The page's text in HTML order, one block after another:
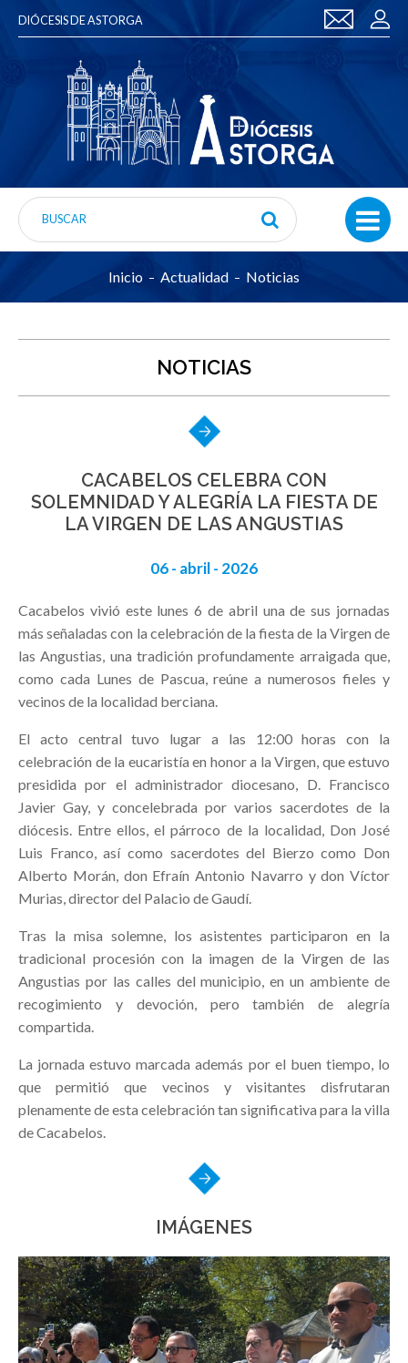
DIÓCESIS DE ASTORGA
Inicio Actualidad Noticias
NOTICIAS
CACABELOS CELEBRA CON
SOLEMNIDAD Y ALEGRÍA LA FIESTA DE
LA VIRGEN DE LAS ANGUSTIAS
06 - abril - 2026
Cacabelos vivió este lunes 6 de abril una de sus jornadas
más señaladas con la celebración de la fiesta de la Virgen de
las Angustias, una tradición profundamente arraigada que,
como cada Lunes de Pascua, reúne a numerosos fieles y
vecinos de la localidad berciana.
El acto central tuvo lugar a las 12:00 horas con la
celebración de la eucaristía en honor a la Virgen, que estuvo
presidida por el administrador diocesano, D. Francisco
Javier Gay, y concelebrada por varios sacerdotes de la
diócesis. Entre ellos, el párroco de la localidad, Don José
Luis Franco, así como sacerdotes del Bierzo como Don
Alberto Morán, don Efraín Antonio Navarro y don Víctor
Murias, director del Palacio de Gaudí.
Tras la misa solemne, los asistentes participaron en la
tradicional procesión con la imagen de la Virgen de las
Angustias por las calles del municipio, en un ambiente de
recogimiento y devoción, pero también de alegría
compartida.
La jornada estuvo marcada además por el buen tiempo, lo
que permitió que vecinos y visitantes disfrutaran
plenamente de esta celebración tan significativa para la villa
de Cacabelos.
IMÁGENES